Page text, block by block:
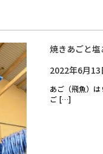
焼きあごと
2022年6月13
あご（飛魚）
ご […]